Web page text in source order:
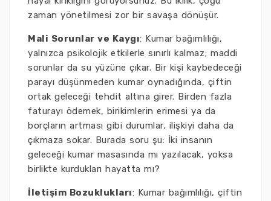
zaman yönetilmesi zor bir savaşa dönüşür.
Mali Sorunlar ve Kaygı: Kumar bağımlılığı,
yalnızca psikolojik etkilerle sınırlı kalmaz; maddi
sorunlar da su yüzüne çıkar. Bir kişi kaybedeceği
parayı düşünmeden kumar oynadığında, çiftin
ortak geleceği tehdit altına girer. Birden fazla
faturayı ödemek, birikimlerin erimesi ya da
borçların artması gibi durumlar, ilişkiyi daha da
çıkmaza sokar. Burada soru şu: İki insanın
geleceği kumar masasında mı yazılacak, yoksa
birlikte kurdukları hayatta mı?
İletişim Bozuklukları: Kumar bağımlılığı, çiftin